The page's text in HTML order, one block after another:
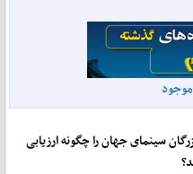
سینمای جهان را چگونه ارزیابی